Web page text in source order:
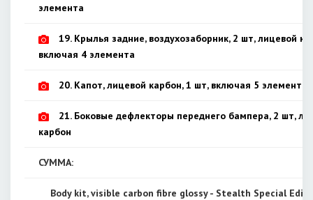
элемента
19. Крылья задние, воздухозаборник, 2 шт, лицевой
включая 4 элемента
20. Капот, лицевой карбон, 1 шт, включая 5 элементов
21. Боковые дефлекторы переднего бампера, 2 шт,
карбон
СУММА:
Body kit, visible carbon fibre glossy - Stealth Special